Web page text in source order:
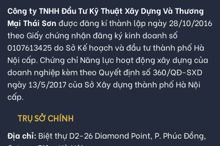
Công ty TNHH Đầu Tư Kỹ Thuật Xây Dựng Và Thương
Mại Thái Sơn được đăng kí thành lập ngày 28/10/2016
theo Giấy chứng nhận đăng ký kinh doanh số
0107613425 do Sở Kế hoạch và đầu tư thành phố Hà
Nội cấp. Chứng chỉ Năng lực hoạt động xây dựng của
doanh nghiệp kèm theo Quyết định số 360/QĐ-SXD
ngày 13/5/2017 của Sở Xây dựng thành phố Hà Nội
cấp.
TRỤ SỞ CHÍNH
Địa chỉ: Biệt thự D2-26 Diamond Point, P. Phúc Đồng,